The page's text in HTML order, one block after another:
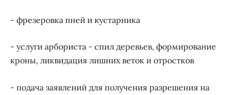
- фрезеровка пней и кустарника
- услуги арбориста - спил деревьев, формирование
кроны, ликвидация лишних веток и отростков
- подача заявлений для получения разрешения на